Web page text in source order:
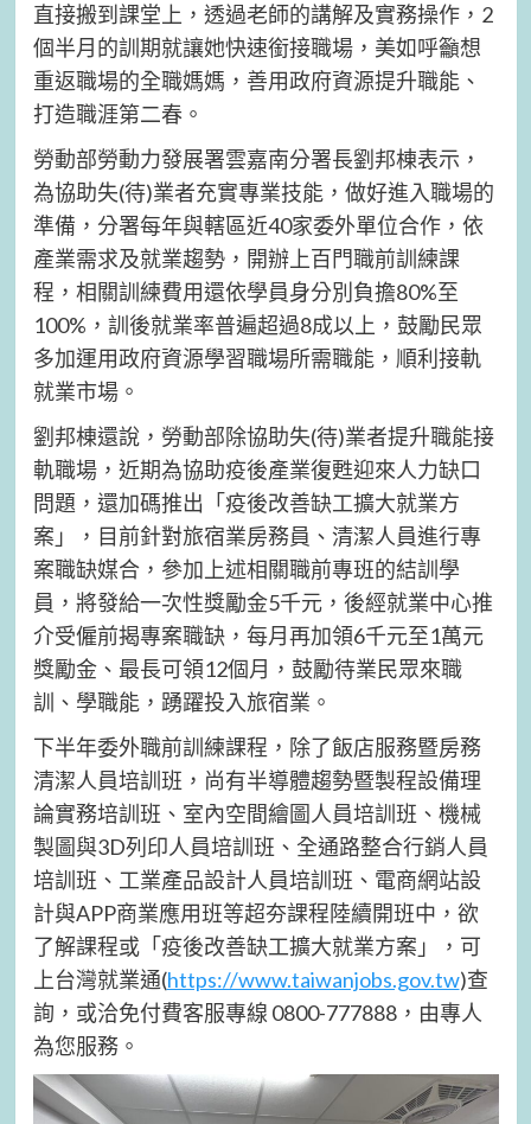
直接搬到課堂上，透過老師的講解及實務操作，2
個半月的訓期就讓她快速銜接職場，美如呼籲想
重返職場的全職媽媽，善用政府資源提升職能、
打造職涯第二春。
勞動部勞動力發展署雲嘉南分署長劉邦棟表示，
為協助失(待)業者充實專業技能，做好進入職場的
準備，分署每年與轄區近40家委外單位合作，依
產業需求及就業趨勢，開辦上百門職前訓練課
程，相關訓練費用還依學員身分別負擔80%至
100%，訓後就業率普遍超過8成以上，鼓勵民眾
多加運用政府資源學習職場所需職能，順利接軌
就業市場。
劉邦棟還說，勞動部除協助失(待)業者提升職能接
軌職場，近期為協助疫後產業復甦迎來人力缺口
問題，還加碼推出「疫後改善缺工擴大就業方
案」，目前針對旅宿業房務員、清潔人員進行專
案職缺媒合，參加上述相關職前專班的結訓學
員，將發給一次性獎勵金5千元，後經就業中心推
介受僱前揭專案職缺，每月再加領6千元至1萬元
獎勵金、最長可領12個月，鼓勵待業民眾來職
訓、學職能，踴躍投入旅宿業。
下半年委外職前訓練課程，除了飯店服務暨房務
清潔人員培訓班，尚有半導體趨勢暨製程設備理
論實務培訓班、室內空間繪圖人員培訓班、機械
製圖與3D列印人員培訓班、全通路整合行銷人員
培訓班、工業產品設計人員培訓班、電商網站設
計與APP商業應用班等超夯課程陸續開班中，欲
了解課程或「疫後改善缺工擴大就業方案」，可
上台灣就業通(https://www.taiwanjobs.gov.tw)查
詢，或洽免付費客服專線 0800-777888，由專人
為您服務。